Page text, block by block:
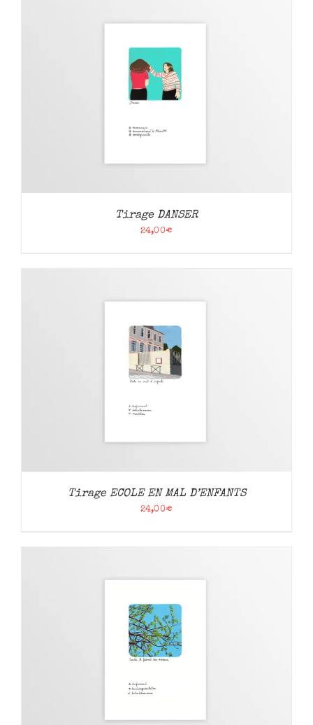
Tirage DANSER
24,00€
Tirage ECOLE EN MAL D’ENFANTS
24,00€